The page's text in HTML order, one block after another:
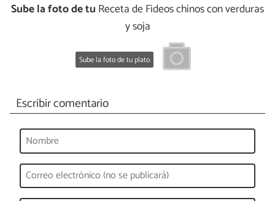
Sube la foto de tu Receta de Fideos chinos con verduras
y soja
Sube la foto de tu plato
Escribir comentario